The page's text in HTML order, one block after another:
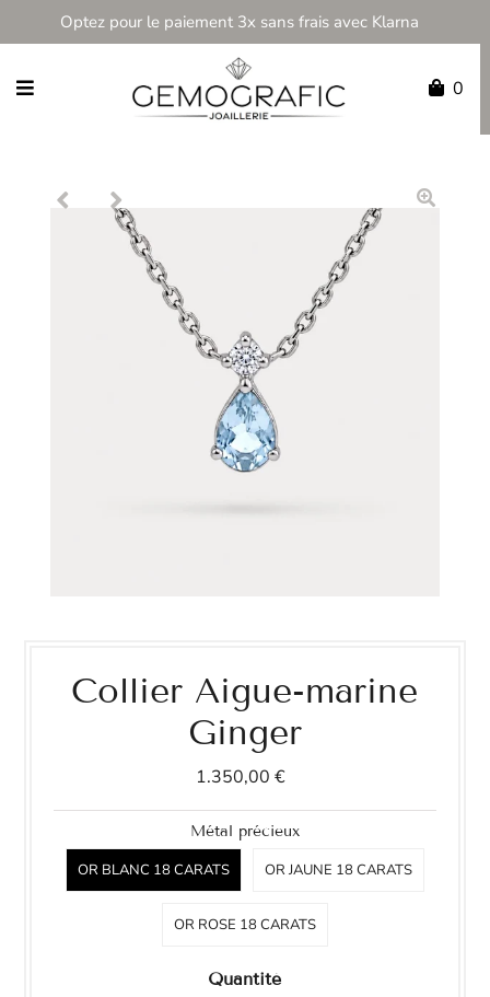
Optez pour le paiement 3x sans frais avec Klarna
0
Collier Aigue-marine
Ginger
1.350,00 €
Métal précieux
OR BLANC 18 CARATS OR JAUNE 18 CARATS
OR ROSE 18 CARATS
Quantité